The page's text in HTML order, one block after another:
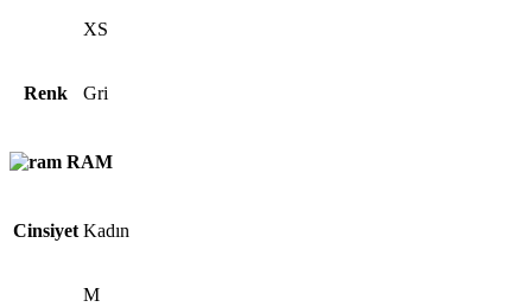
XS
Renk Gri
RAM
Cinsiyet Kadın
M